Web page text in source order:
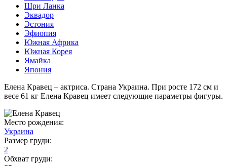
Шри Ланка
Эквадор
Эстония
Эфиопия
Южная Африка
Южная Корея
Ямайка
Япония
Елена Кравец – актриса. Страна Украина. При росте 172 см и
весе 61 кг Елена Кравец имеет следующие параметры фигуры.
Место рождения:
Украина
Размер груди:
2
Обхват груди: